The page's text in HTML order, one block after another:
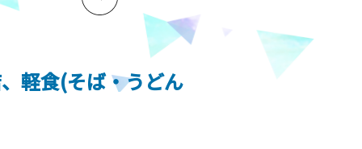
軽食(そば・うどん